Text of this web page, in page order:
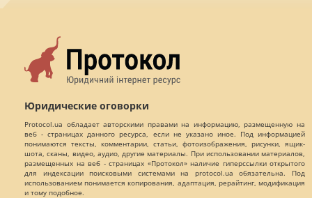
Юридические оговорки
Protocol.ua обладает авторскими правами на информацию, размещенную на
веб - страницах данного ресурса, если не указано иное. Под информацией
понимаются тексты, комментарии, статьи, фотоизображения, рисунки, ящик-
шота, сканы, видео, аудио, другие материалы. При использовании материалов,
размещенных на веб - страницах «Протокол» наличие гиперссылки открытого
для индексации поисковыми системами на protocol.ua обязательна. Под
использованием понимается копирования, адаптация, рерайтинг, модификация
и тому подобное.